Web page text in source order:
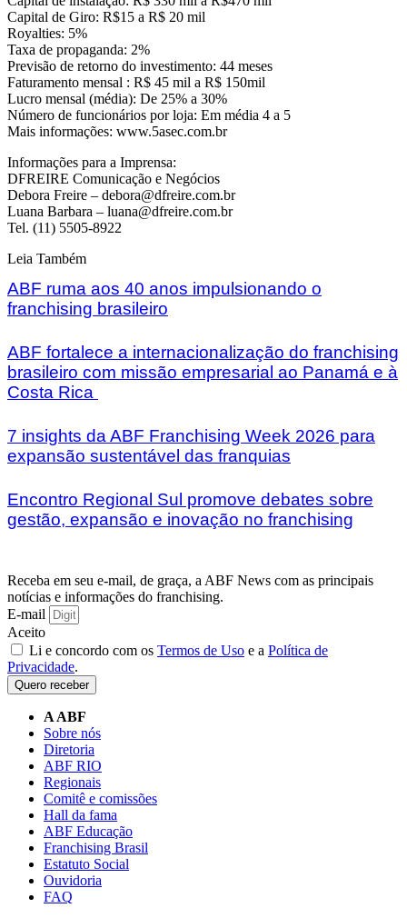
Capital de Giro: R$15 a R$ 20 mil
Royalties: 5%
Taxa de propaganda: 2%
Previsão de retorno do investimento: 44 meses
Faturamento mensal : R$ 45 mil a R$ 150mil
Lucro mensal (média): De 25% a 30%
Número de funcionários por loja: Em média 4 a 5
Mais informações: www.5asec.com.br
Informações para a Imprensa:
DFREIRE Comunicação e Negócios
Debora Freire – debora@dfreire.com.br
Luana Barbara – luana@dfreire.com.br
Tel. (11) 5505-8922
Leia Também
ABF ruma aos 40 anos impulsionando o
franchising brasileiro
ABF fortalece a internacionalização do franchising
brasileiro com missão empresarial ao Panamá e à
Costa Rica
7 insights da ABF Franchising Week 2026 para
expansão sustentável das franquias
Encontro Regional Sul promove debates sobre
gestão, expansão e inovação no franchising
Receba em seu e-mail, de graça, a ABF News com as principais
notícias e informações do franchising.
E-mail
Aceito
Li e concordo com os Termos de Uso e a Política de
Privacidade.
Quero receber
A ABF
Sobre nós
Diretoria
ABF RIO
Regionais
Comitê e comissões
Hall da fama
ABF Educação
Franchising Brasil
Estatuto Social
Ouvidoria
FAQ